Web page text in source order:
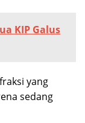
KIP Galus
yang
sedang